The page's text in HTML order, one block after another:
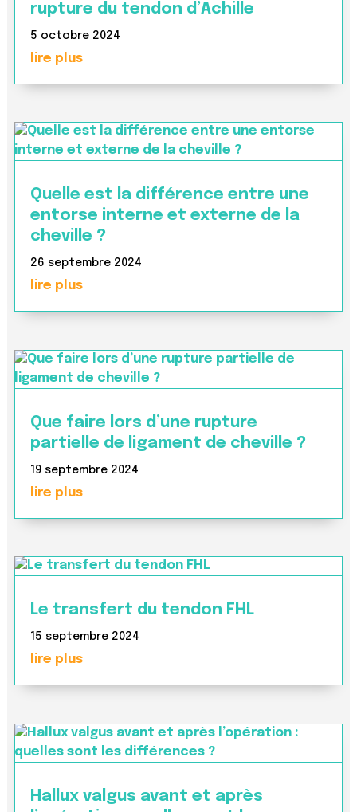
rupture du tendon d’Achille
5 octobre 2024
lire plus
Quelle est la différence entre une
entorse interne et externe de la
cheville ?
26 septembre 2024
lire plus
Que faire lors d’une rupture
partielle de ligament de cheville ?
19 septembre 2024
lire plus
Le transfert du tendon FHL
15 septembre 2024
lire plus
Hallux valgus avant et après